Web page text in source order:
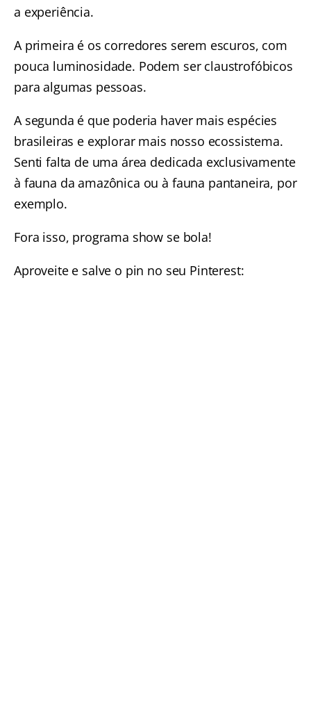
a experiência.
A primeira é os corredores serem escuros, com
pouca luminosidade. Podem ser claustrofóbicos
para algumas pessoas.
A segunda é que poderia haver mais espécies
brasileiras e explorar mais nosso ecossistema.
Senti falta de uma área dedicada exclusivamente
à fauna da amazônica ou à fauna pantaneira, por
exemplo.
Fora isso, programa show se bola!
Aproveite e salve o pin no seu Pinterest: